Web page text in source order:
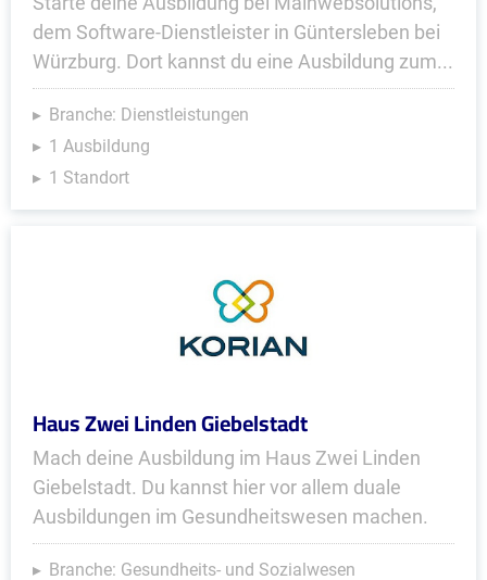
dem Software-Dienstleister in Güntersleben bei
Würzburg. Dort kannst du eine Ausbildung zum...
Branche: Dienstleistungen
1 Ausbildung
1 Standort
Haus Zwei Linden Giebelstadt
Mach deine Ausbildung im Haus Zwei Linden
Giebelstadt. Du kannst hier vor allem duale
Ausbildungen im Gesundheitswesen machen.
Branche: Gesundheits- und Sozialwesen